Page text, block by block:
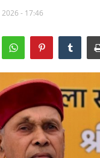
2026 - 17:46